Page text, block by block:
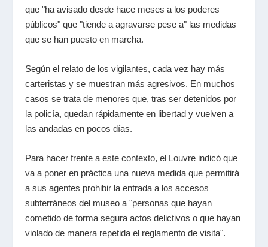
que "ha avisado desde hace meses a los poderes
públicos" que "tiende a agravarse pese a" las medidas
que se han puesto en marcha.
Según el relato de los vigilantes, cada vez hay más
carteristas y se muestran más agresivos. En muchos
casos se trata de menores que, tras ser detenidos por
la policía, quedan rápidamente en libertad y vuelven a
las andadas en pocos días.
Para hacer frente a este contexto, el Louvre indicó que
va a poner en práctica una nueva medida que permitirá
a sus agentes prohibir la entrada a los accesos
subterráneos del museo a "personas que hayan
cometido de forma segura actos delictivos o que hayan
violado de manera repetida el reglamento de visita".